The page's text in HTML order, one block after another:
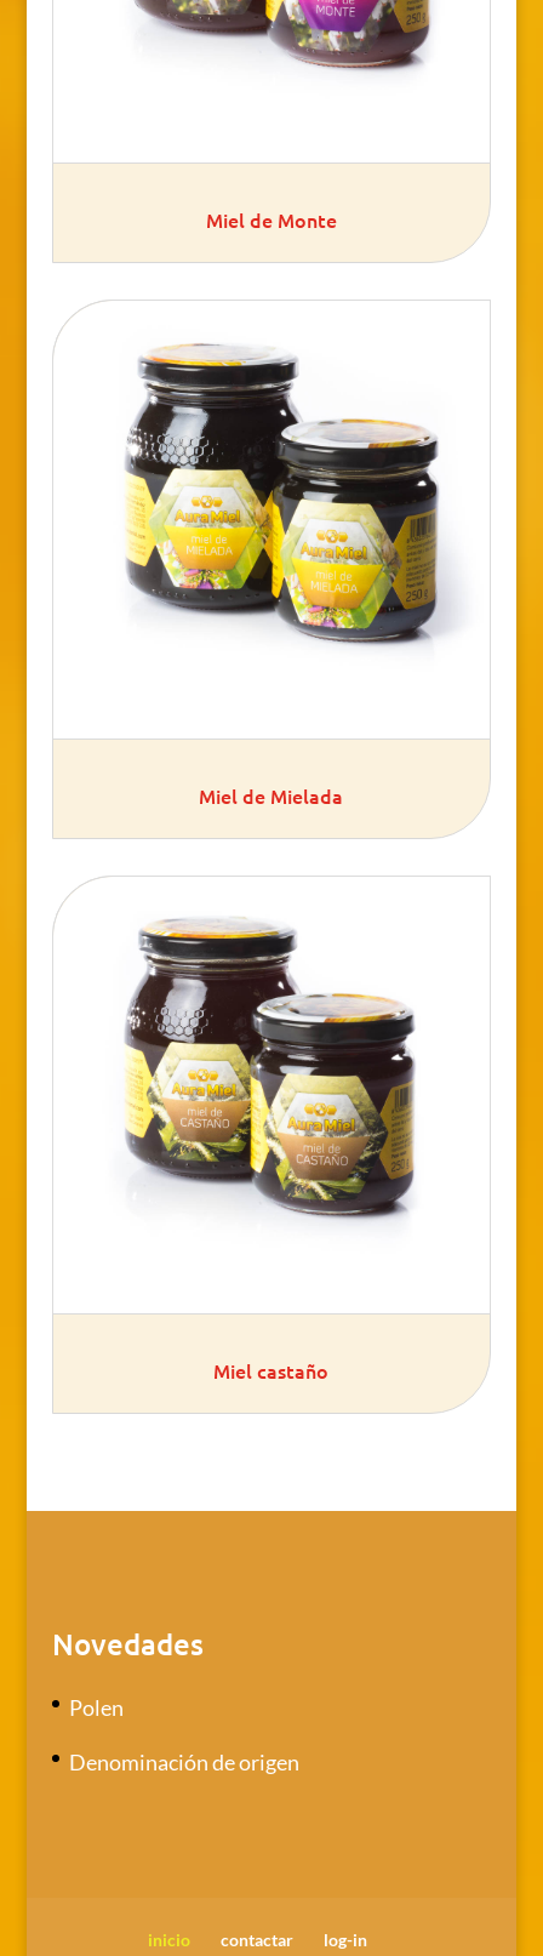
Miel de Monte
Miel de Mielada
Miel castaño
Novedades
Polen
Denominación de origen
inicio contactar log-in